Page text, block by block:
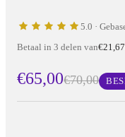
5.0 ·
Betaal in 3 delen van€21,67
€65,00€70,00